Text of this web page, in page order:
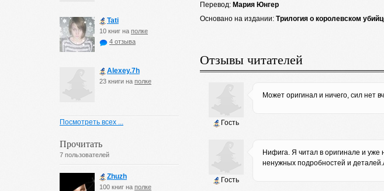
Tati
10 книг на полке
4 отзыва
Alexey.7h
23 книги на полке
Посмотреть всех ...
Прочитать
7 пользователей
Zhuzh
100 книг на полке
Перевод: Мария Юнгер
Основано на издании: Трилогия о королевском
Отзывы читателей
Гость
Может оригинал и ничего, сил нет
Гость
Нифига. Я читал в оригинале и уже
ненужных подробностей и